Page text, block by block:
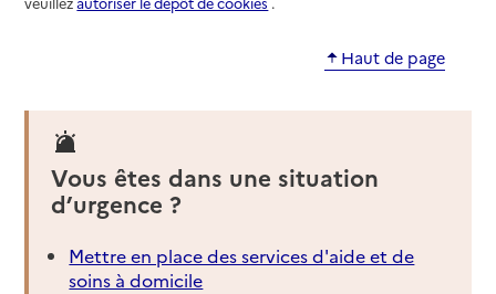
Haut de page
Vous êtes dans une situation
d’urgence ?
Mettre en place des services d'aide et de
soins à domicile